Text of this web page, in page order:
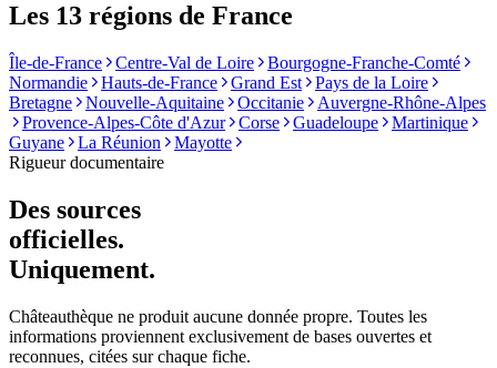
Les 13 régions de France
Île-de-France Centre-Val de Loire
Bourgogne-Franche-Comté
Normandie
Hauts-de-France Grand Est
Pays de la Loire
Bretagne
Nouvelle-Aquitaine Occitanie
Auvergne-Rhône-Alpes
Provence-Alpes-Côte d'Azur
Corse Guadeloupe
Martinique
Guyane
La Réunion
Mayotte
Rigueur documentaire
Des sources
officielles.
Uniquement.
Châteauthèque ne produit aucune donnée propre. Toutes les
informations proviennent exclusivement de bases ouvertes et
reconnues, citées sur chaque fiche.